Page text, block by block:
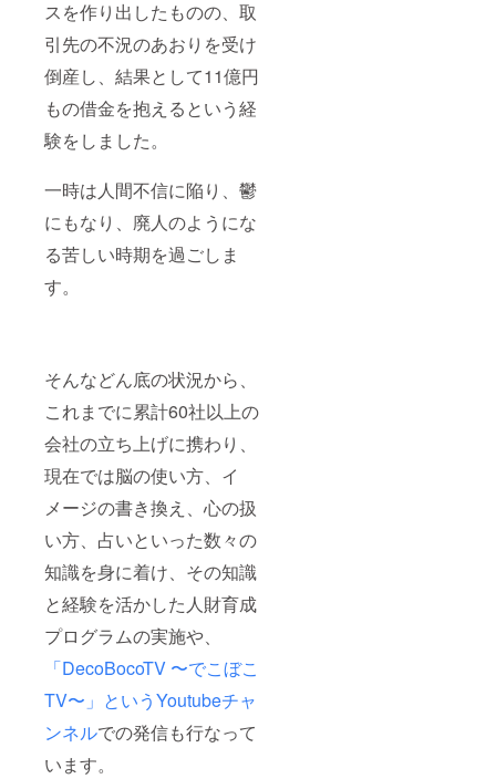
スを作り出したものの、取
引先の不況のあおりを受け
倒産し、結果として11億円
もの借金を抱えるという経
験をしました。
一時は人間不信に陥り、鬱
にもなり、廃人のようにな
る苦しい時期を過ごしま
す。
そんなどん底の状況から、
これまでに累計60社以上の
会社の立ち上げに携わり、
現在では脳の使い方、イ
メージの書き換え、心の扱
い方、占いといった数々の
知識を身に着け、その知識
と経験を活かした人財育成
プログラムの実施や、
「DecoBocoTV 〜でこぼこ
TV〜」というYoutubeチャ
ンネルでの発信も行なって
います。